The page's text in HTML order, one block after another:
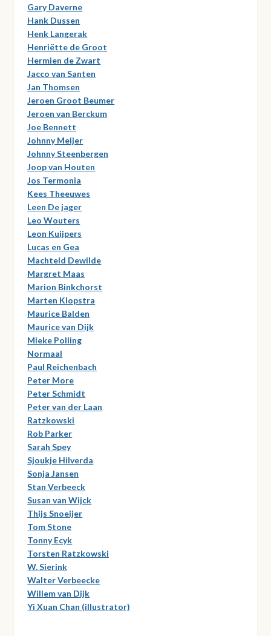
Gary Daverne
Hank Dussen
Henk Langerak
Henriëtte de Groot
Hermien de Zwart
Jacco van Santen
Jan Thomsen
Jeroen Groot Beumer
Jeroen van Berckum
Joe Bennett
Johnny Meijer
Johnny Steenbergen
Joop van Houten
Jos Termonia
Kees Theeuwes
Leen De jager
Leo Wouters
Leon Kuijpers
Lucas en Gea
Machteld Dewilde
Margret Maas
Marion Binkchorst
Marten Klopstra
Maurice Balden
Maurice van Dijk
Mieke Polling
Normaal
Paul Reichenbach
Peter More
Peter Schmidt
Peter van der Laan
Ratzkowski
Rob Parker
Sarah Spey
Sjoukje Hilverda
Sonja Jansen
Stan Verbeeck
Susan van Wijck
Thijs Snoeijer
Tom Stone
Tonny Ecyk
Torsten Ratzkowski
W. Sierink
Walter Verbeecke
Willem van Dijk
Yi Xuan Chan (illustrator)